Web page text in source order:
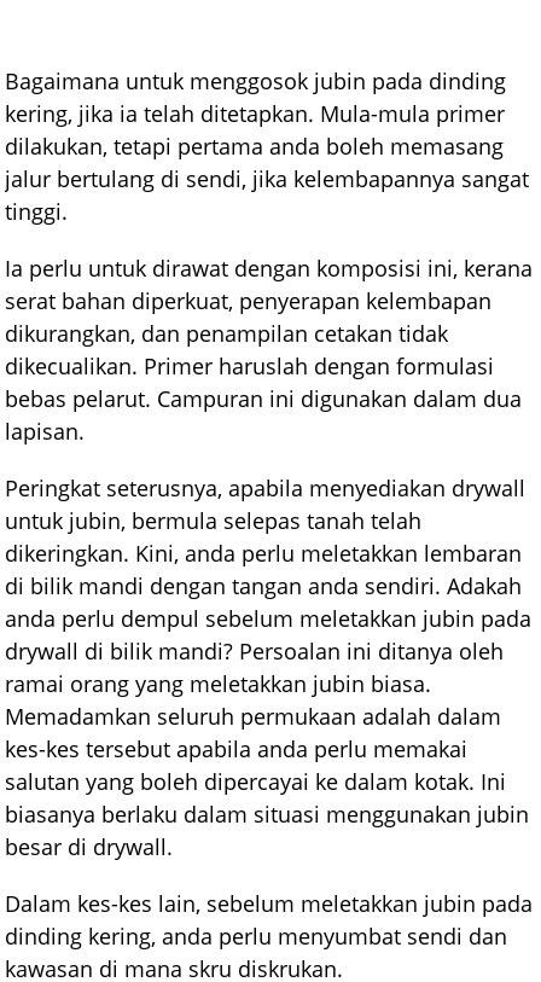
Bagaimana untuk menggosok jubin pada dinding
kering, jika ia telah ditetapkan. Mula-mula primer
dilakukan, tetapi pertama anda boleh memasang
jalur bertulang di sendi, jika kelembapannya sangat
tinggi.
Ia perlu untuk dirawat dengan komposisi ini, kerana
serat bahan diperkuat, penyerapan kelembapan
dikurangkan, dan penampilan cetakan tidak
dikecualikan. Primer haruslah dengan formulasi
bebas pelarut. Campuran ini digunakan dalam dua
lapisan.
Peringkat seterusnya, apabila menyediakan drywall
untuk jubin, bermula selepas tanah telah
dikeringkan. Kini, anda perlu meletakkan lembaran
di bilik mandi dengan tangan anda sendiri. Adakah
anda perlu dempul sebelum meletakkan jubin pada
drywall di bilik mandi? Persoalan ini ditanya oleh
ramai orang yang meletakkan jubin biasa.
Memadamkan seluruh permukaan adalah dalam
kes-kes tersebut apabila anda perlu memakai
salutan yang boleh dipercayai ke dalam kotak. Ini
biasanya berlaku dalam situasi menggunakan jubin
besar di drywall.
Dalam kes-kes lain, sebelum meletakkan jubin pada
dinding kering, anda perlu menyumbat sendi dan
kawasan di mana skru diskrukan.